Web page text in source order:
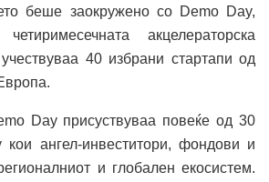
беше заокружено со Demo Day,
акцелераторска
40 избрани стартапи од
Day присуствуваа повеќе од 30
кои ангел-инвеститори, фондови и
и глобален екосистем.